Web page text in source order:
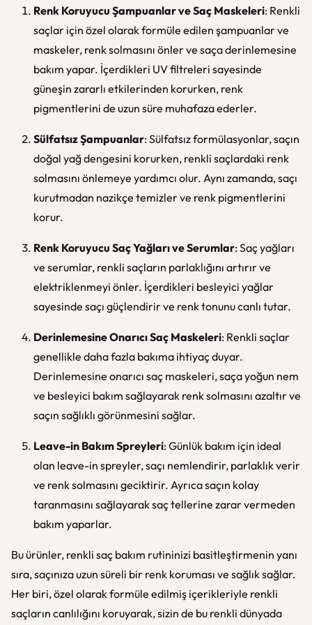
Renk Koruyucu Şampuanlar ve Saç Maskeleri: Renkli
saçlar için özel olarak formüle edilen şampuanlar ve
maskeler, renk solmasını önler ve saça derinlemesine
bakım yapar. İçerdikleri UV filtreleri sayesinde
güneşin zararlı etkilerinden korurken, renk
pigmentlerini de uzun süre muhafaza ederler.
Sülfatsız Şampuanlar: Sülfatsız formülasyonlar, saçın
doğal yağ dengesini korurken, renkli saçlardaki renk
solmasını önlemeye yardımcı olur. Aynı zamanda, saçı
kurutmadan nazikçe temizler ve renk pigmentlerini
korur.
Renk Koruyucu Saç Yağları ve Serumlar: Saç yağları
ve serumlar, renkli saçların parlaklığını artırır ve
elektriklenmeyi önler. İçerdikleri besleyici yağlar
sayesinde saçı güçlendirir ve renk tonunu canlı tutar.
Derinlemesine Onarıcı Saç Maskeleri: Renkli saçlar
genellikle daha fazla bakıma ihtiyaç duyar.
Derinlemesine onarıcı saç maskeleri, saça yoğun nem
ve besleyici bakım sağlayarak renk solmasını azaltır ve
saçın sağlıklı görünmesini sağlar.
Leave-in Bakım Spreyleri: Günlük bakım için ideal
olan leave-in spreyler, saçı nemlendirir, parlaklık verir
ve renk solmasını geciktirir. Ayrıca saçın kolay
taranmasını sağlayarak saç tellerine zarar vermeden
bakım yaparlar.
Bu ürünler, renkli saç bakım rutininizi basitleştirmenin yanı
sıra, saçınıza uzun süreli bir renk koruması ve sağlık sağlar.
Her biri, özel olarak formüle edilmiş içerikleriyle renkli
saçların canlılığını koruyarak, sizin de bu renkli dünyada